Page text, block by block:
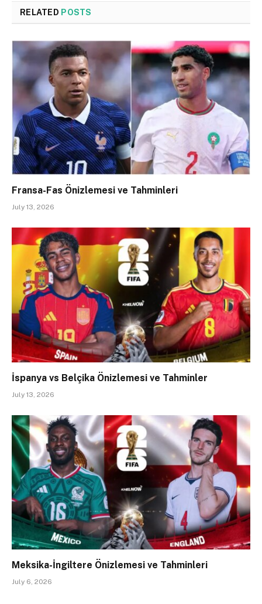
RELATED POSTS
Fransa-Fas Önizlemesi ve Tahminleri
July 13, 2026
İspanya vs Belçika Önizlemesi ve Tahminler
July 13, 2026
Meksika-İngiltere Önizlemesi ve Tahminleri
July 6, 2026